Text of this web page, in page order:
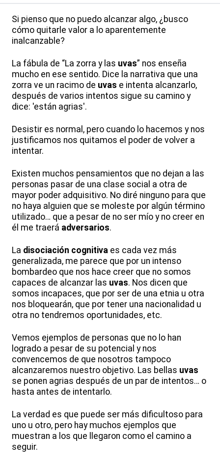
Si pienso que no puedo alcanzar algo, ¿busco
cómo quitarle valor a lo aparentemente
inalcanzable?
La fábula de “La zorra y las uvas” nos enseña
mucho en ese sentido. Dice la narrativa que una
zorra ve un racimo de uvas e intenta alcanzarlo,
después de varios intentos sigue su camino y
dice: 'están agrias'.
Desistir es normal, pero cuando lo hacemos y nos
justificamos nos quitamos el poder de volver a
intentar.
Existen muchos pensamientos que no dejan a las
personas pasar de una clase social a otra de
mayor poder adquisitivo. No diré ninguno para que
no haya alguien que se moleste por algún término
utilizado… que a pesar de no ser mío y no creer en
él me traerá adversarios.
La disociación cognitiva es cada vez más
generalizada, me parece que por un intenso
bombardeo que nos hace creer que no somos
capaces de alcanzar las uvas. Nos dicen que
somos incapaces, que por ser de una etnia u otra
nos bloquearán, que por tener una nacionalidad u
otra no tendremos oportunidades, etc.
Vemos ejemplos de personas que no lo han
logrado a pesar de su potencial y nos
convencemos de que nosotros tampoco
alcanzaremos nuestro objetivo. Las bellas uvas
se ponen agrias después de un par de intentos… o
hasta antes de intentarlo.
La verdad es que puede ser más dificultoso para
uno u otro, pero hay muchos ejemplos que
muestran a los que llegaron como el camino a
seguir.